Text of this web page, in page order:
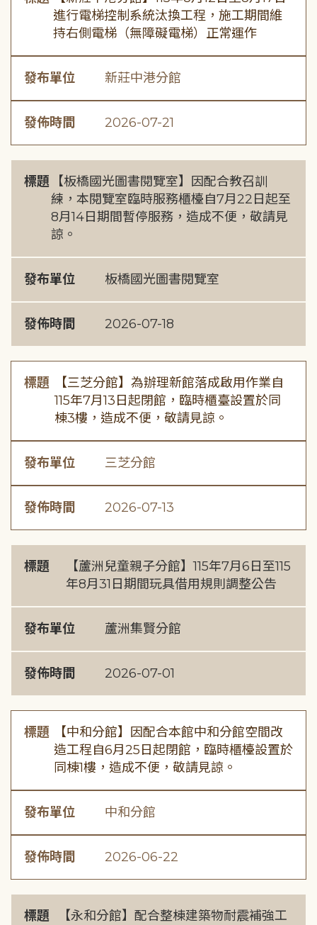
進行電梯控制系統汰換工程，施工期間維
持右側電梯（無障礙電梯）正常運作
發布單位 新莊中港分館
發佈時間 2026-07-21
標題
【板橋國光圖書閱覽室】因配合教召訓
練，本閱覽室臨時服務櫃檯自7月22日起至
8月14日期間暫停服務，造成不便，敬請見
諒。
發布單位 板橋國光圖書閱覽室
發佈時間 2026-07-18
標題
【三芝分館】為辦理新館落成啟用作業自
115年7月13日起閉館，臨時櫃臺設置於同
棟3樓，造成不便，敬請見諒。
發布單位 三芝分館
發佈時間 2026-07-13
標題
【蘆洲兒童親子分館】115年7月6日至115
年8月31日期間玩具借用規則調整公告
發布單位 蘆洲集賢分館
發佈時間 2026-07-01
標題
【中和分館】因配合本館中和分館空間改
造工程自6月25日起閉館，臨時櫃檯設置於
同棟1樓，造成不便，敬請見諒。
發布單位 中和分館
發佈時間 2026-06-22
標題
【永和分館】配合整棟建築物耐震補強工